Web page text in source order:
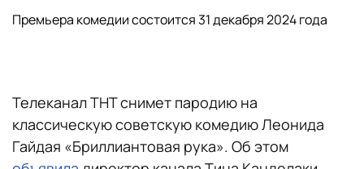
Премьера комедии состоится 31 декабря 2024 года
Телеканал ТНТ снимет пародию на
классическую советскую комедию Леонида
Гайдая «Бриллиантовая рука». Об этом